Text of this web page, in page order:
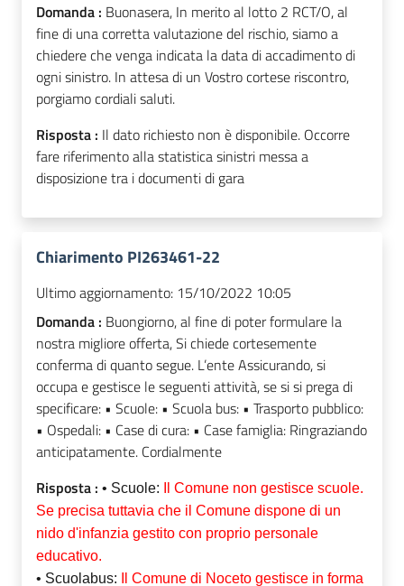
Domanda : Buonasera, In merito al lotto 2 RCT/O, al
fine di una corretta valutazione del rischio, siamo a
chiedere che venga indicata la data di accadimento di
ogni sinistro. In attesa di un Vostro cortese riscontro,
porgiamo cordiali saluti.
Risposta : Il dato richiesto non è disponibile. Occorre
fare riferimento alla statistica sinistri messa a
disposizione tra i documenti di gara
Chiarimento PI263461-22
Ultimo aggiornamento: 15/10/2022 10:05
Domanda : Buongiorno, al fine di poter formulare la
nostra migliore offerta, Si chiede cortesemente
conferma di quanto segue. L’ente Assicurando, si
occupa e gestisce le seguenti attività, se si si prega di
specificare: • Scuole: • Scuola bus: • Trasporto pubblico:
• Ospedali: • Case di cura: • Case famiglia: Ringraziando
anticipatamente. Cordialmente
Risposta : • Scuole:
Il Comune non gestisce scuole.
Se precisa tuttavia che il Comune dispone di un
nido d'infanzia gestito con proprio personale
educativo.
• Scuolabus:
Il Comune di Noceto gestisce in forma